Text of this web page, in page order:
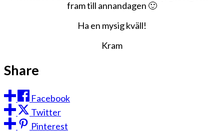
fram till annandagen 🙂
Ha en mysig kväll!
Kram
Share
Facebook
Twitter
Pinterest